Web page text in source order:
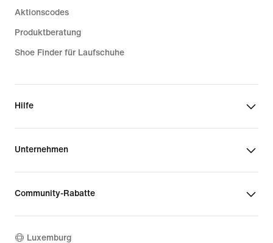
Aktionscodes
Produktberatung
Shoe Finder für Laufschuhe
Hilfe
Unternehmen
Community-Rabatte
Luxemburg